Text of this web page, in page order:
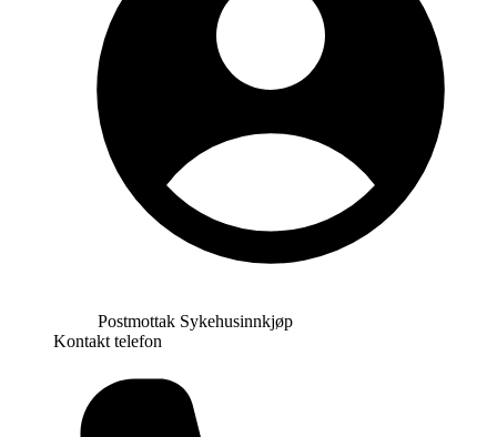
Postmottak Sykehusinnkjøp
Kontakt telefon